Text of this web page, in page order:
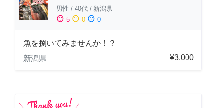
男性 / 40代 / 新潟県
sentiment_satisfied 5 sentiment_neutral 0 sentiment_dissatisfied 0
魚を捌いてみませんか！？
新潟県
¥3,000